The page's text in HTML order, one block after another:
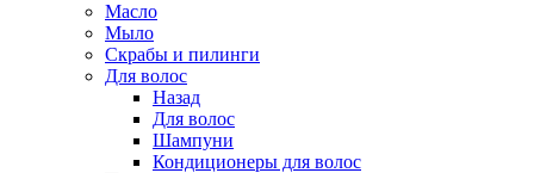
Масло
Мыло
Скрабы и пилинги
Для волос
Назад
Для волос
Шампуни
Кондиционеры для волос